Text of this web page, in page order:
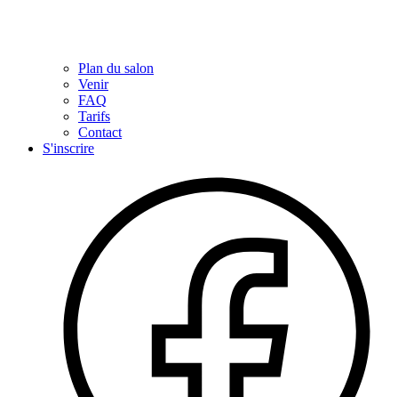
Plan du salon
Venir
FAQ
Tarifs
Contact
S'inscrire